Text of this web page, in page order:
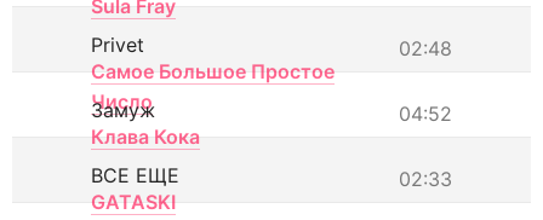
Sula Fray
02:48
Privet
Самое Большое Простое
Число
04:52
Замуж
Клава Кока
02:33
ВСЕ ЕЩЕ
GATASKI